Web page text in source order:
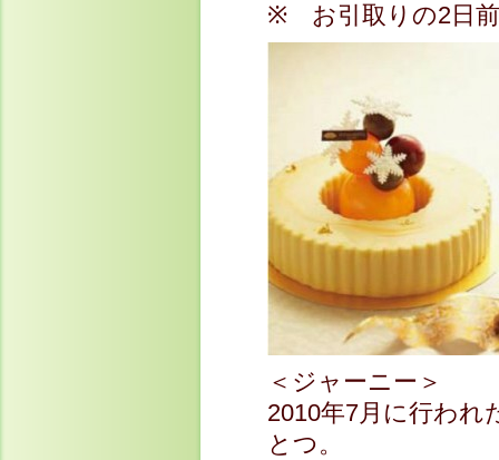
※ お引取りの2日前
＜ジャーニー＞
2010年7月に行われ
とつ。